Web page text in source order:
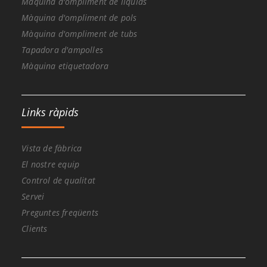
Màquina d'ompliment de pols
Màquina d'ompliment de tubs
Tapadora d'ampolles
Màquina etiquetadora
Links ràpids
Vista de fàbrica
El nostre equip
Control de qualitat
Servei
Preguntes freqüents
Clients